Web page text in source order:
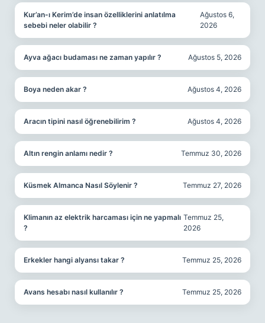
Kur’an-ı Kerim’de insan özelliklerini anlatılma
sebebi neler olabilir ?
Ağustos 6,
2026
Ayva ağacı budaması ne zaman yapılır ? Ağustos 5, 2026
Boya neden akar ? Ağustos 4, 2026
Aracın tipini nasıl öğrenebilirim ? Ağustos 4, 2026
Altın rengin anlamı nedir ? Temmuz 30, 2026
Küsmek Almanca Nasıl Söylenir ? Temmuz 27, 2026
Klimanın az elektrik harcaması için ne yapmalı
?
Temmuz 25,
2026
Erkekler hangi alyansı takar ? Temmuz 25, 2026
Avans hesabı nasıl kullanılır ? Temmuz 25, 2026